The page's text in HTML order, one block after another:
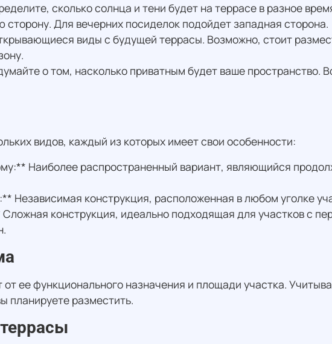
сколько солнца и тени будет на террасе в разное
сторону. Для вечерних посиделок подойдет западная сторона.
виды с будущей террасы. Возможно, стоит
о том, насколько приватным будет ваше пространство.
видов, каждый из которых имеет свои особенности:
Наиболее распространенный вариант, являющийся
Независимая конструкция, расположенная в любом уголке
конструкция, идеально подходящая для участков с
ее функционального назначения и площади участка.
планируете разместить.